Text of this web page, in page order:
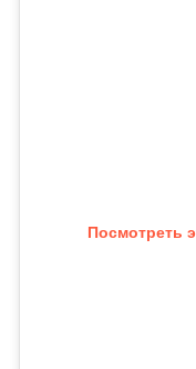
Посмотреть